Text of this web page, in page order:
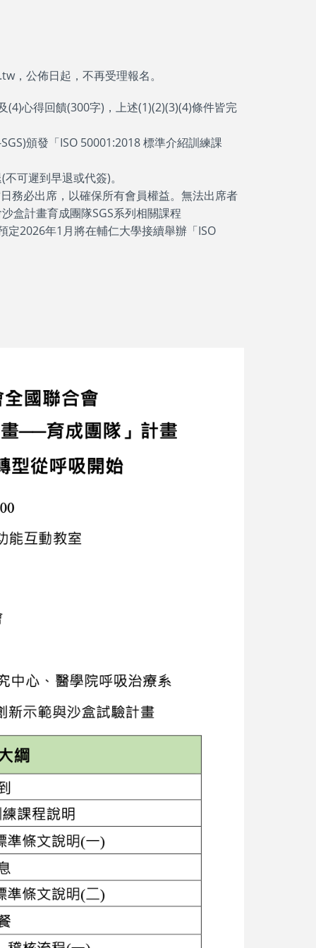
公佈日起，不再受理報名。
心得回饋(300字)，上述(1)(2)(3)(4)條件皆完
頒發「ISO 50001:2018 標準介紹訓練課
可遲到早退或代簽)。
務必出席，以確保所有會員權益。無法出席者
盒計畫育成團隊SGS系列相關課程
定2026年1月將在輔仁大學接續舉辦「ISO